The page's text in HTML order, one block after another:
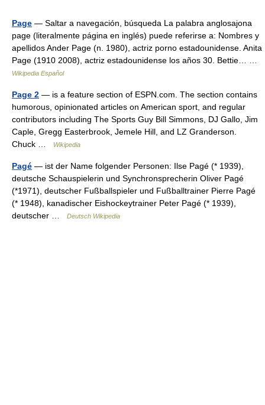
Page — Saltar a navegación, búsqueda La palabra anglosajona
page (literalmente página en inglés) puede referirse a: Nombres y
apellidos Ander Page (n. 1980), actriz porno estadounidense. Anita
Page (1910 2008), actriz estadounidense los años 30. Bettie… …
Wikipedia Español
Page 2 — is a feature section of ESPN.com. The section contains
humorous, opinionated articles on American sport, and regular
contributors including The Sports Guy Bill Simmons, DJ Gallo, Jim
Caple, Gregg Easterbrook, Jemele Hill, and LZ Granderson.
Chuck …
Wikipedia
Pagé — ist der Name folgender Personen: Ilse Pagé (* 1939),
deutsche Schauspielerin und Synchronsprecherin Oliver Pagé
(*1971), deutscher Fußballspieler und Fußballtrainer Pierre Pagé
(* 1948), kanadischer Eishockeytrainer Peter Pagé (* 1939),
deutscher …
Deutsch Wikipedia